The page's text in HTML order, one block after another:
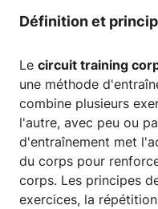
Définition et
Le circuit training
une méthode
combine plusieurs
l'autre, avec peu ou
d'entraînement met
du corps pour
corps. Les principes
exercices, la